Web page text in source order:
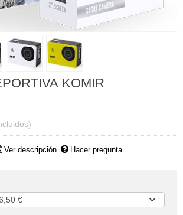
KOMIR
Ver descripción Hacer pregunta